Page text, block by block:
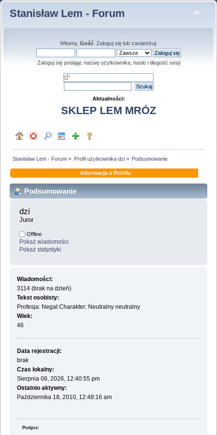
Stanisław Lem - Forum
Witamy, Gość. Zaloguj sięlub zarejestruj.
Zaloguj się podając nazwę użytkownika, hasło i długość sesji
Aktualności:
SKLEP LEM MRÓZ
Stanisław Lem - Forum » Profil użytkownika dzi» Podsumowanie
Informacja o Profilu
Podsumowanie
dzi
Juror
Offline
Pokaż wiadomości
Pokaż statystyki
Wiadomości:
3114 (brak na dzień)
Tekst osobisty:
Profesja: Negat Charakter: Neutralny neutralny
Wiek:
46
Data rejestracji:
brak
Czas lokalny:
Sierpnia 08, 2026, 12:40:55 pm
Ostatnio aktywny:
Października 18, 2010, 12:48:16 am
Podpis: